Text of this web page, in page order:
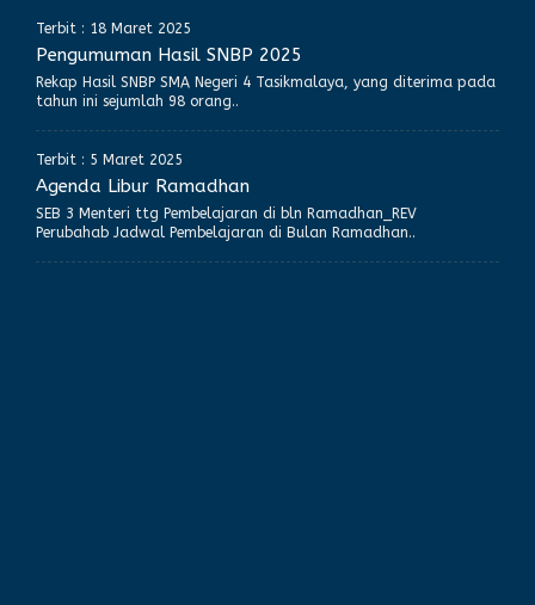
Terbit : 18 Maret 2025
Pengumuman Hasil SNBP 2025
Rekap Hasil SNBP SMA Negeri 4 Tasikmalaya, yang diterima pada
tahun ini sejumlah 98 orang..
Terbit : 5 Maret 2025
Agenda Libur Ramadhan
SEB 3 Menteri ttg Pembelajaran di bln Ramadhan_REV
Perubahab Jadwal Pembelajaran di Bulan Ramadhan..